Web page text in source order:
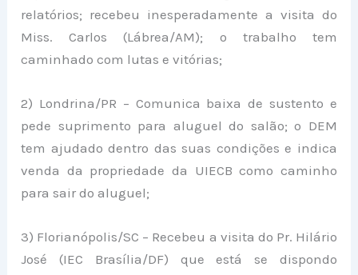
relatórios; recebeu inesperadamente a visita do
Miss. Carlos (Lábrea/AM); o trabalho tem
caminhado com lutas e vitórias;
2) Londrina/PR – Comunica baixa de sustento e
pede suprimento para aluguel do salão; o DEM
tem ajudado dentro das suas condições e indica
venda da propriedade da UIECB como caminho
para sair do aluguel;
3) Florianópolis/SC – Recebeu a visita do Pr. Hilário
José (IEC Brasília/DF) que está se dispondo